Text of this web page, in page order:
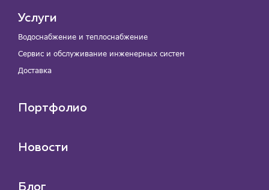
Услуги
Водоснабжение и теплоснабжение
Сервис и обслуживание инженерных систем
Доставка
Портфолио
Новости
Блог